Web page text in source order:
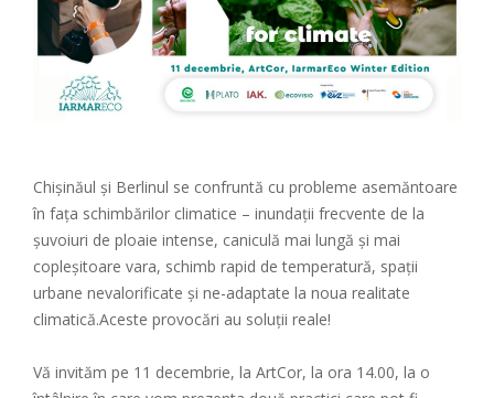
Chișinăul și Berlinul se confruntă cu probleme asemăntoare
în fața schimbărilor climatice – inundații frecvente de la
șuvoiuri de ploaie intense, caniculă mai lungă și mai
copleșitoare vara, schimb rapid de temperatură, spații
urbane nevalorificate și ne-adaptate la noua realitate
climatică.Aceste provocări au soluții reale!
Vă invităm pe 11 decembrie, la ArtCor, la ora 14.00, la o